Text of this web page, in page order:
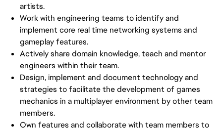
artists.
Work with engineering teams to identify and
implement core real time networking systems and
gameplay features.
Actively share domain knowledge, teach and mentor
engineers within their team.
Design, implement and document technology and
strategies to facilitate the development of games
mechanics in a multiplayer environment by other team
members.
Own features and collaborate with team members to